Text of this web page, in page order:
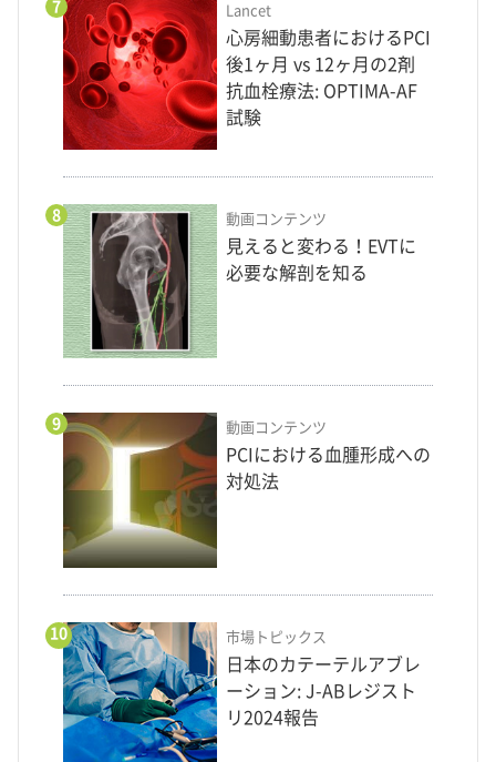
7 Lancet
心房細動患者におけるPCI
後1ヶ月 vs 12ヶ月の2剤
抗血栓療法: OPTIMA-AF
試験
8 動画コンテンツ
見えると変わる！EVTに
必要な解剖を知る
9 動画コンテンツ
PCIにおける血腫形成への
対処法
10 市場トピックス
日本のカテーテルアブレ
ーション: J-ABレジスト
リ2024報告